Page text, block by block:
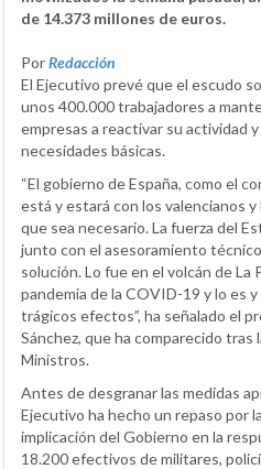
de 14.373 millones de euros.
PorRedacción
El Ejecutivo prevé que el escudo
unos 400.000 trabajadores a
empresas a reactivar su actividad
necesidades básicas.
“El gobierno de España, como el
está y estará con los valencianos
que sea necesario. La fuerza del
junto con el asesoramiento
solución. Lo fue en el volcán de La
pandemia de la COVID-19 y lo es
trágicos efectos”, ha señalado el
Sánchez, que ha comparecido
Ministros.
Antes de desgranar las medidas
Ejecutivo ha hecho un repaso por
implicación del Gobierno en la
18.200 efectivos de militares,